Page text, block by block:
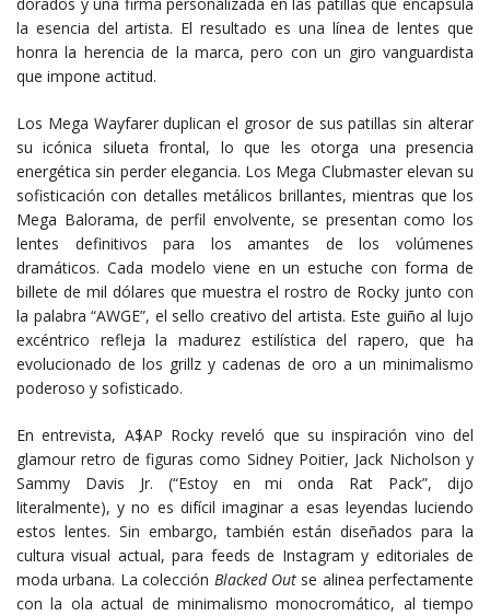
dorados y una firma personalizada en las patillas que encapsula
la esencia del artista. El resultado es una línea de lentes que
honra la herencia de la marca, pero con un giro vanguardista
que impone actitud.
Los Mega Wayfarer duplican el grosor de sus patillas sin alterar
su icónica silueta frontal, lo que les otorga una presencia
energética sin perder elegancia. Los Mega Clubmaster elevan su
sofisticación con detalles metálicos brillantes, mientras que los
Mega Balorama, de perfil envolvente, se presentan como los
lentes definitivos para los amantes de los volúmenes
dramáticos. Cada modelo viene en un estuche con forma de
billete de mil dólares que muestra el rostro de Rocky junto con
la palabra “AWGE”, el sello creativo del artista. Este guiño al lujo
excéntrico refleja la madurez estilística del rapero, que ha
evolucionado de los grillz y cadenas de oro a un minimalismo
poderoso y sofisticado.
En entrevista, A$AP Rocky reveló que su inspiración vino del
glamour retro de figuras como Sidney Poitier, Jack Nicholson y
Sammy Davis Jr. (“Estoy en mi onda Rat Pack”, dijo
literalmente), y no es difícil imaginar a esas leyendas luciendo
estos lentes. Sin embargo, también están diseñados para la
cultura visual actual, para feeds de Instagram y editoriales de
moda urbana. La colección Blacked Outse alinea perfectamente
con la ola actual de minimalismo monocromático, al tiempo